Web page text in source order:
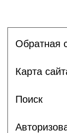
Обратная
Карта
Поиск